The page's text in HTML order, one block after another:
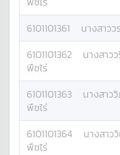
6101101361 นางสาวว
6101101362
นางสาว
พืชไร่
6101101363 นางสาว
พืชไร่
6101101364 นางสาว
พืชไร่